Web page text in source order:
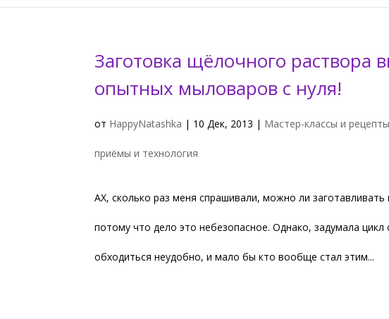
Заготовка щёлочного раствора
опытных мыловаров с нуля!
от HappyNatashka | 10 Дек, 2013 | Мастер-классы и рецепты
приёмы и технология
АХ, сколько раз меня спрашивали, можно ли
потому что дело это небезопасное. Однако, задумала
обходиться неудобно, и мало бы кто вообще стал этим...